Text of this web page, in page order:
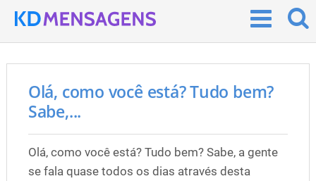
Olá, como você está? Tudo bem?
Sabe,...
Olá, como você está? Tudo bem? Sabe, a gente
se fala quase todos os dias através desta